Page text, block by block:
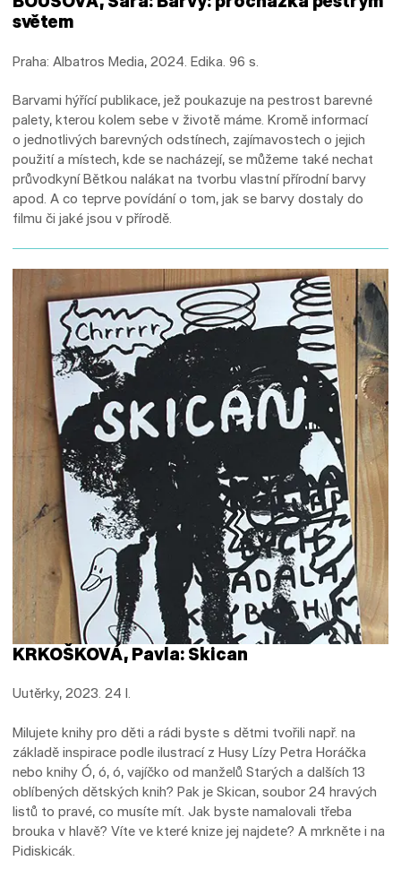
světem
Praha: Albatros Media, 2024. Edika. 96 s.
Barvami hýřící publikace, jež poukazuje na pestrost barevné
palety, kterou kolem sebe v životě máme. Kromě informací
o jednotlivých barevných odstínech, zajímavostech o jejich
použití a místech, kde se nacházejí, se můžeme také nechat
průvodkyní Bětkou nalákat na tvorbu vlastní přírodní barvy
apod. A co teprve povídání o tom, jak se barvy dostaly do
filmu či jaké jsou v přírodě.
KRKOŠKOVÁ, Pavla: Skican
Uutěrky, 2023. 24 l.
Milujete knihy pro děti a rádi byste s dětmi tvořili např. na
základě inspirace podle ilustrací z Husy Lízy Petra Horáčka
nebo knihy Ó, ó, ó, vajíčko od manželů Starých a dalších 13
oblíbených dětských knih? Pak je Skican, soubor 24 hravých
listů to pravé, co musíte mít. Jak byste namalovali třeba
brouka v hlavě? Víte ve které knize jej najdete? A mrkněte i na
Pidiskicák.